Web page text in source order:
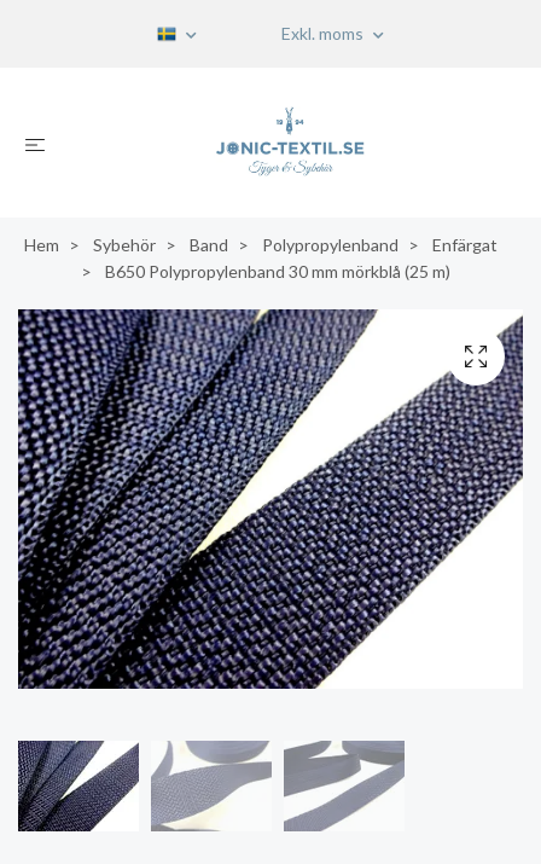
Exkl. moms
Hem Sybehör Band Polypropylenband
Enfärgat
B650 Polypropylenband 30 mm mörkblå (25 m)